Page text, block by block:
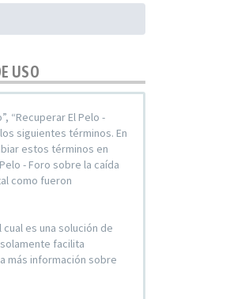
USO
“Recuperar El Pelo -
siguientes términos. En
estos términos en
- Foro sobre la caída
como fueron
cual es una solución de
facilita
más información sobre